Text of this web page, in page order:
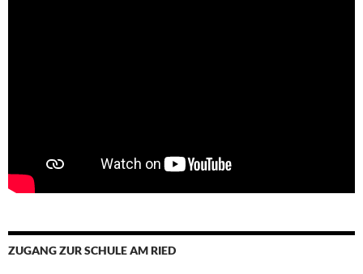
ZUGANG ZUR SCHULE AM RIED